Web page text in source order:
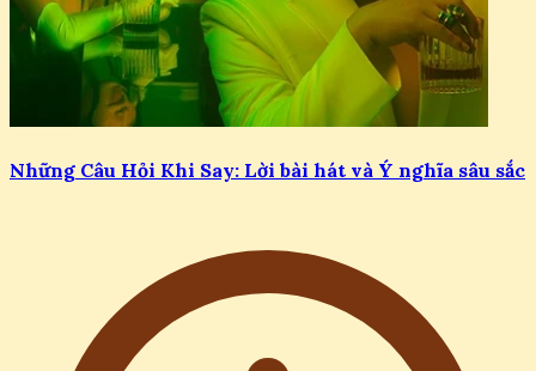
Những Câu Hỏi Khi Say: Lời bài hát và Ý nghĩa sâu sắc